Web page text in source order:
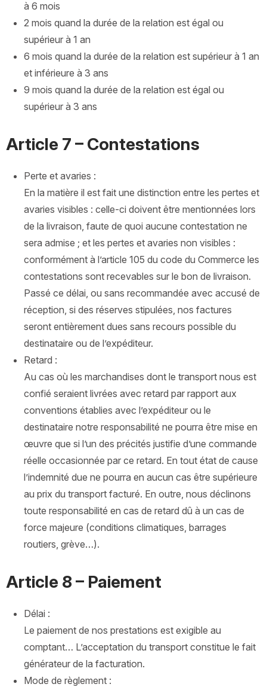
à 6 mois
2 mois quand la durée de la relation est égal ou
supérieur à 1 an
6 mois quand la durée de la relation est supérieur à 1 an
et inférieure à 3 ans
9 mois quand la durée de la relation est égal ou
supérieur à 3 ans
Article 7 – Contestations
Perte et avaries :
En la matière il est fait une distinction entre les pertes et
avaries visibles : celle-ci doivent être mentionnées lors
de la livraison, faute de quoi aucune contestation ne
sera admise ; et les pertes et avaries non visibles :
conformément à l’article 105 du code du Commerce les
contestations sont recevables sur le bon de livraison.
Passé ce délai, ou sans recommandée avec accusé de
réception, si des réserves stipulées, nos factures
seront entièrement dues sans recours possible du
destinataire ou de l’expéditeur.
Retard :
Au cas où les marchandises dont le transport nous est
confié seraient livrées avec retard par rapport aux
conventions établies avec l’expéditeur ou le
destinataire notre responsabilité ne pourra être mise en
œuvre que si l’un des précités justifie d’une commande
réelle occasionnée par ce retard. En tout état de cause
l’indemnité due ne pourra en aucun cas être supérieure
au prix du transport facturé. En outre, nous déclinons
toute responsabilité en cas de retard dû à un cas de
force majeure (conditions climatiques, barrages
routiers, grève…).
Article 8 – Paiement
Délai :
Le paiement de nos prestations est exigible au
comptant… L’acceptation du transport constitue le fait
générateur de la facturation.
Mode de règlement :